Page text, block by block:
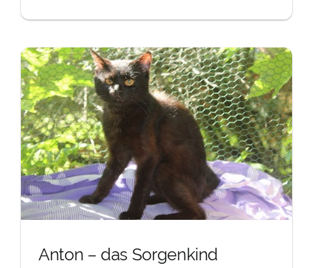
Anton – das Sorgenkind